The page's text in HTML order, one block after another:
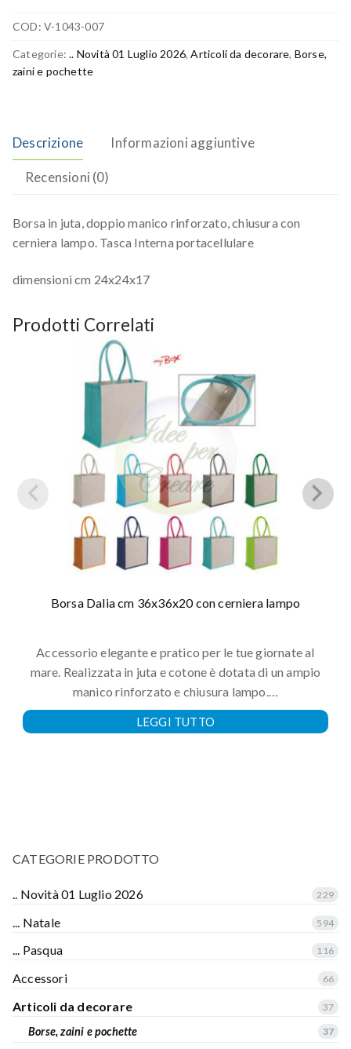
COD: V-1043-007
Categorie:.. Novità 01 Luglio 2026,Articoli da decorare, Borse,
zaini e pochette
Descrizione Informazioni aggiuntive
Recensioni (0)
Borsa in juta, doppio manico rinforzato, chiusura con
cerniera lampo. Tasca Interna portacellulare
dimensioni cm 24x24x17
Prodotti Correlati
Borsa Dalia cm 36x36x20 con cerniera lampo
Accessorio elegante e pratico per le tue giornate al
mare. Realizzata in juta e cotone è dotata di un ampio
manico rinforzato e chiusura lampo.…
LEGGI TUTTO
CATEGORIE PRODOTTO
.. Novità 01 Luglio 2026 229
... Natale 594
... Pasqua 116
Accessori 66
Articoli da decorare 37
Borse, zaini e pochette 37